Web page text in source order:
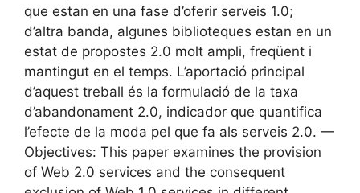
que estan en una fase d’oferir serveis 1.0;
d’altra banda, algunes biblioteques estan en un
estat de propostes 2.0 molt ampli, freqüent i
mantingut en el temps. L’aportació principal
d’aquest treball és la formulació de la taxa
d’abandonament 2.0, indicador que quantifica
l’efecte de la moda pel que fa als serveis 2.0. —
Objectives: This paper examines the provision
of Web 2.0 services and the consequent